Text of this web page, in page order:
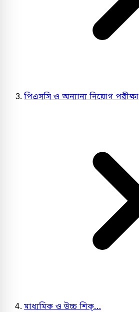
পিএসসি ও অন্যান্য নিয়োগ পরীক্ষা
মাধ্যমিক ও উচ্চ শিক্…